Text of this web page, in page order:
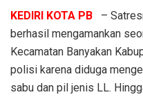
KEDIRI KOTA PB –
berhasil mengamankan
Kecamatan Banyakan
polisi karena diduga
sabu dan pil jenis LL.